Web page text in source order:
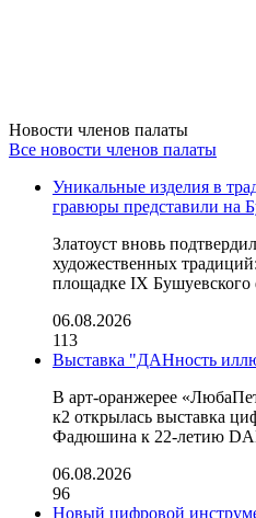
Новости членов палаты
Все новости членов палаты
Уникальные изделия в
гравюры представили на
Златоуст вновь
художественных
площадке IX Бушуевского
06.08.2026
113
Выставка "ДАНность
В арт-оранжерее
к2 открылась выставка
Фадюшина к 22-летию
06.08.2026
96
Новый цифровой